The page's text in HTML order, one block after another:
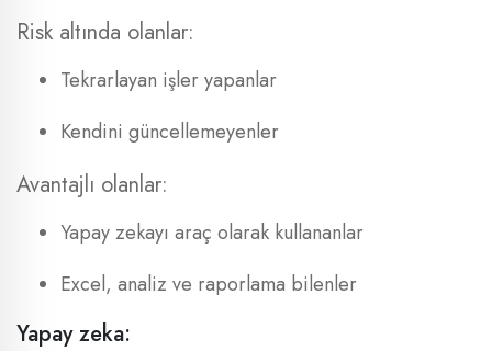
Risk altında olanlar:
Tekrarlayan işler yapanlar
Kendini güncellemeyenler
Avantajlı olanlar:
Yapay zekayı araç olarak kullananlar
Excel, analiz ve raporlama bilenler
Yapay zeka: